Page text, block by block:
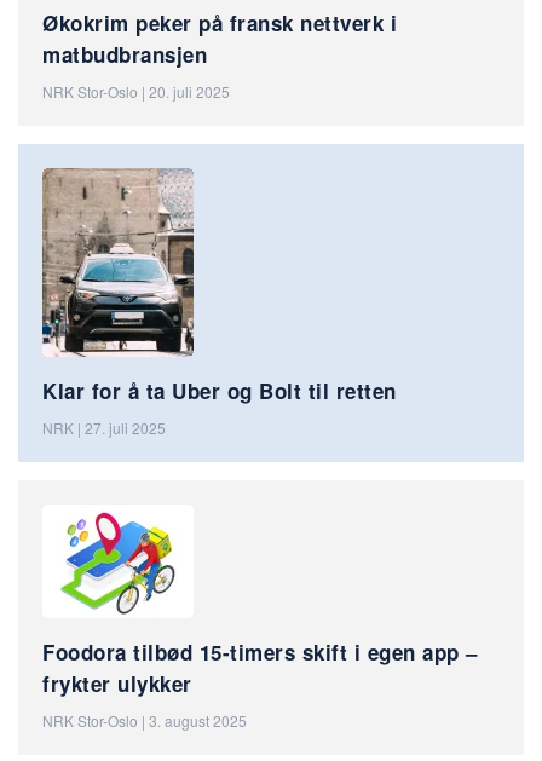
Økokrim peker på fransk nettverk i
matbudbransjen
NRK Stor-Oslo | 20. juli 2025
Klar for å ta Uber og Bolt til retten
NRK | 27. juli 2025
Foodora tilbød 15-timers skift i egen app –
frykter ulykker
NRK Stor-Oslo | 3. august 2025